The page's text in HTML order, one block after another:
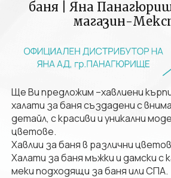
баня | Яна
магазин-
Ще Ви предложим –хавлиени
халати за баня създадени с
детайл, с красиви и уникални
цветове.
Хавлии за баня в различни
Халати за баня мъжки и дамски с
меки подходящи за баня или СПА.